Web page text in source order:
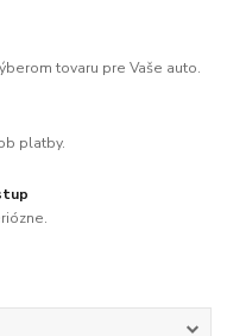
tovaru pre Vaše auto.
platby.